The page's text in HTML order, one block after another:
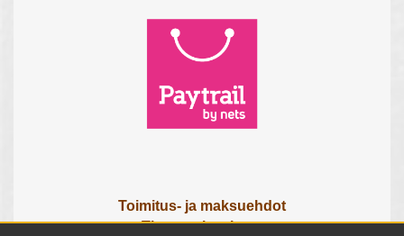
Toimitus- ja maksuehdot
Tietosuojaseloste